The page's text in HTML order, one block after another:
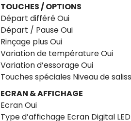
TOUCHES / OPTIONS
Départ différé Oui
Départ / Pause Oui
Rinçage plus Oui
Variation de température Oui
Variation d’essorage Oui
Touches spéciales Niveau de
ECRAN & AFFICHAGE
Ecran Oui
Type d’affichage Ecran Digital LED